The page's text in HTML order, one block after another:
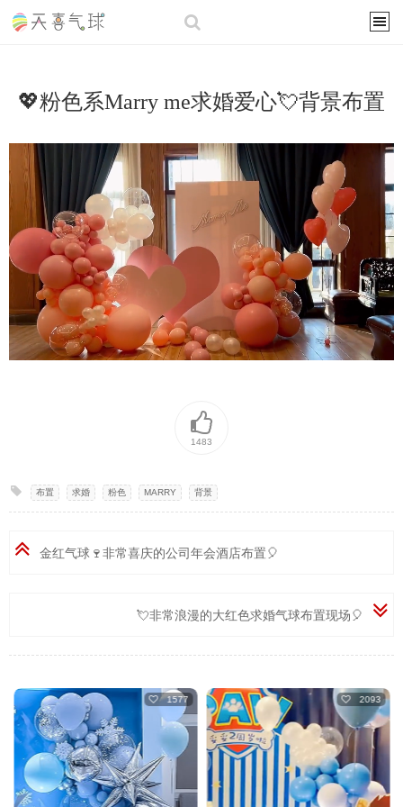
💖粉色系Marry me求婚爱心💘背景布置
1483
布置 求婚 粉色 MARRY 背景
金红气球🍷非常喜庆的公司年会酒店布置🎈
💘非常浪漫的大红色求婚气球布置现场🎈
1577 2093